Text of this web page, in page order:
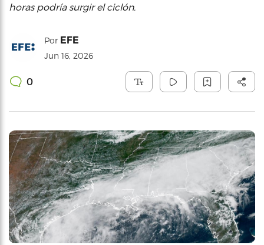
horas podría surgir el ciclón.
Por EFE
Jun 16, 2026
0